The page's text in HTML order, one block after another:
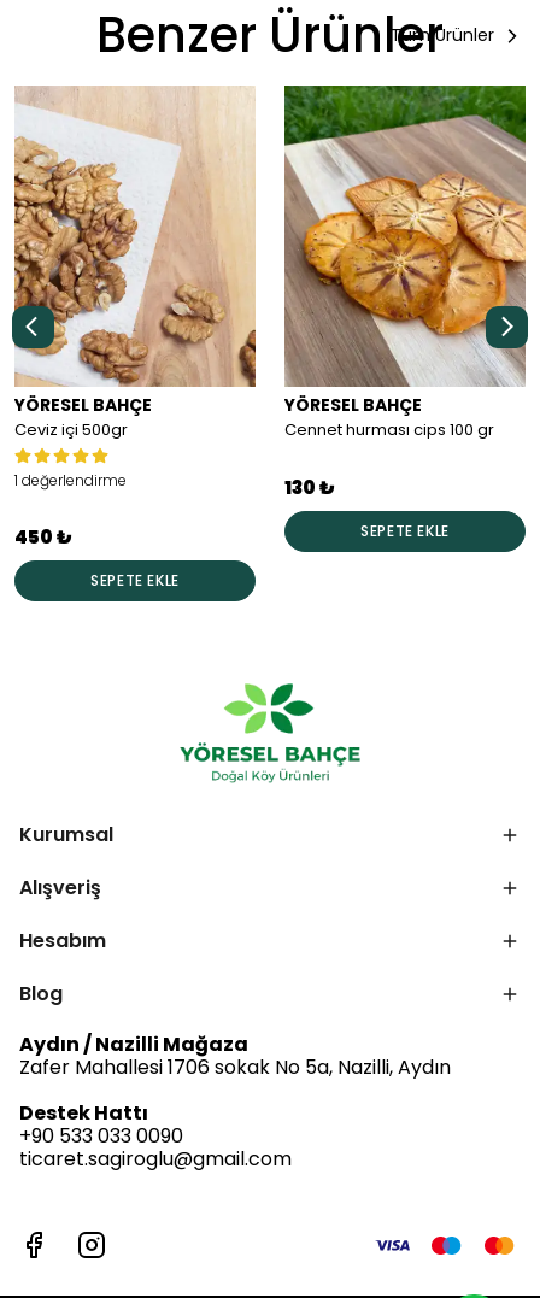
Benzer ÜrünlerTüm Ürünler
YÖRESEL BAHÇE
Ceviz içi 500gr
1 değerlendirme
450 ₺
SEPETE EKLE
YÖRESEL BAHÇE
Cennet hurması cips 100 gr
130 ₺
SEPETE EKLE
Kurumsal
Alışveriş
Hesabım
Blog
Aydın / Nazilli Mağaza
Zafer Mahallesi 1706 sokak No 5a, Nazilli, Aydın
Destek Hattı
+90 533 033 0090
ticaret.sagiroglu@gmail.com